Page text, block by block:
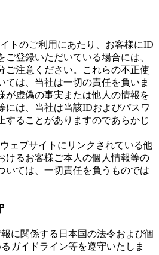
トのご利用にあたり、お客様にID
ご登録いただいている場合には、
ご注意ください。これらの不正使
ては、当社は一切の責任を負いま
が虚偽の事実または他人の情報を
には、当社は当該IDおよびパスワ
することがありますのであらかじ
ェブサイトにリンクされている他
けるお客様ご本人の個人情報等の
いては、一切責任を負うものでは
に関係する日本国の法令および個
ガイドライン等を遵守いたしま